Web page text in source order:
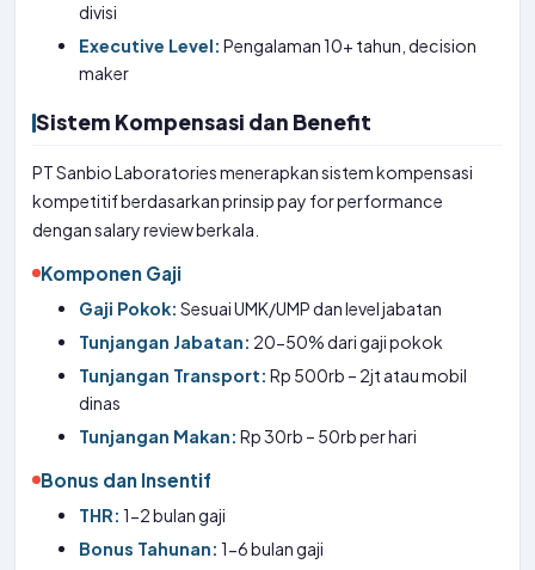
divisi
Executive Level: Pengalaman 10+ tahun, decision
maker
Sistem Kompensasi dan Benefit
PT Sanbio Laboratories menerapkan sistem kompensasi
kompetitif berdasarkan prinsip pay for performance
dengan salary review berkala.
Komponen Gaji
Gaji Pokok: Sesuai UMK/UMP dan level jabatan
Tunjangan Jabatan: 20-50% dari gaji pokok
Tunjangan Transport: Rp 500rb – 2jt atau mobil
dinas
Tunjangan Makan: Rp 30rb – 50rb per hari
Bonus dan Insentif
THR: 1-2 bulan gaji
Bonus Tahunan: 1-6 bulan gaji